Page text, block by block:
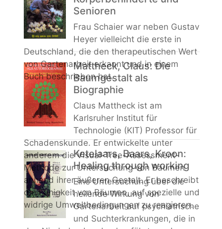
Senioren
Frau Schaier war neben Gustav
Heyer vielleicht die erste in
Deutschland, die den therapeutischen Wert
von Gartenarbeit erkannt und in einem
Buch beschrieben hat.
Mattheck, Claus: Die
Baumgestalt als
Biographie
Claus Mattheck ist am
Karlsruher Institut für
Technologie (KIT) Professor für
Schadenskunde. Er entwickelte unter
anderem die Visual-Tree-Assessment-
Methode zur Untersuchung von Bäumen
anhand ihrer äußeren Gestalt. Er beschreibt
die Fähigkeit von Bäumen, auf spezielle und
widrige Umweltbedingungen zu reagieren.
Ketelaars, Baars, Kroon:
Healing through working
Eine Untersuchung über die
heilende Wirkung von
Gartenarbeit auf psychiatrische
und Suchterkrankungen, die in